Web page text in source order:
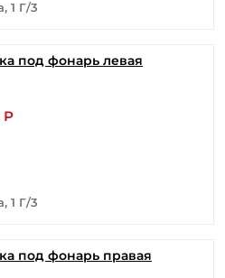
1 Г/3
под фонарь левая
Р
1 Г/3
под фонарь правая